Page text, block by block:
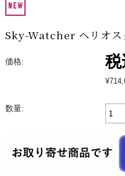
Sky-Watcher ヘリオス
価格: 税
数量: